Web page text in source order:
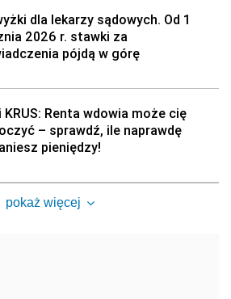
dla lekarzy sądowych. Od 1
2026 r. stawki za
pójdą w górę
KRUS: Renta wdowia może cię
– sprawdź, ile naprawdę
pieniędzy!
pokaż więcej